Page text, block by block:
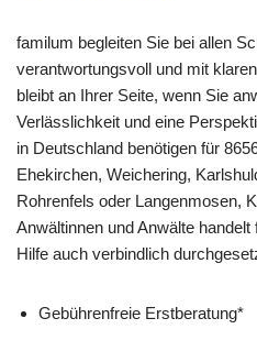
familum begleiten Sie bei allen
verantwortungsvoll und mit
bleibt an Ihrer Seite, wenn Sie
Verlässlichkeit und eine
in Deutschland benötigen für
Ehekirchen, Weichering,
Rohrenfels oder Langenmosen,
Anwältinnen und Anwälte
Hilfe auch verbindlich
Gebührenfreie Erstberatung*